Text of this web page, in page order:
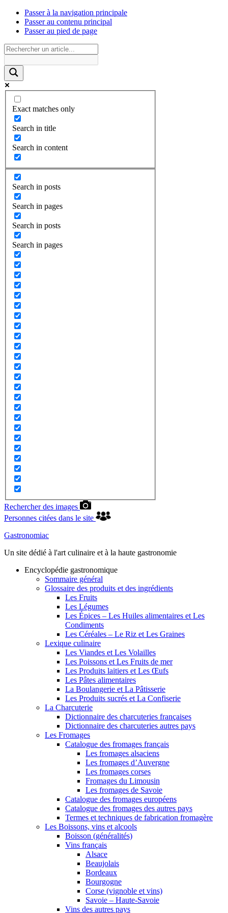
Passer à la navigation principale
Passer au contenu principal
Passer au pied de page
Exact matches only
Search in title
Search in content
Search in posts
Search in pages
Search in posts
Search in pages
Rechercher des images
Personnes citées dans le site
Gastronomiac
Un site dédié à l'art culinaire et à la haute gastronomie
Encyclopédie gastronomique
Sommaire général
Glossaire des produits et des ingrédients
Les Fruits
Les Légumes
Les Épices – Les Huiles alimentaires et Les
Condiments
Les Céréales – Le Riz et Les Graines
Lexique culinaire
Les Viandes et Les Volailles
Les Poissons et Les Fruits de mer
Les Produits laitiers et Les Œufs
Les Pâtes alimentaires
La Boulangerie et La Pâtisserie
Les Produits sucrés et La Confiserie
La Charcuterie
Dictionnaire des charcuteries françaises
Dictionnaire des charcuteries autres pays
Les Fromages
Catalogue des fromages français
Les fromages alsaciens
Les fromages d’Auvergne
Les fromages corses
Fromages du Limousin
Les fromages de Savoie
Catalogue des fromages européens
Catalogue des fromages des autres pays
Termes et techniques de fabrication fromagère
Les Boissons, vins et alcools
Boisson (généralités)
Vins français
Alsace
Beaujolais
Bordeaux
Bourgogne
Corse (vignoble et vins)
Savoie – Haute-Savoie
Vins des autres pays